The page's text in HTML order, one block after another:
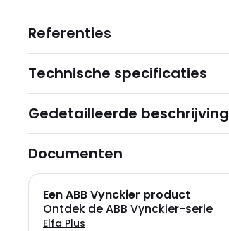
Referenties
Technische specificaties
Gedetailleerde beschrijving
Documenten
Een ABB Vynckier product
Ontdek de ABB Vynckier-serie
Elfa Plus